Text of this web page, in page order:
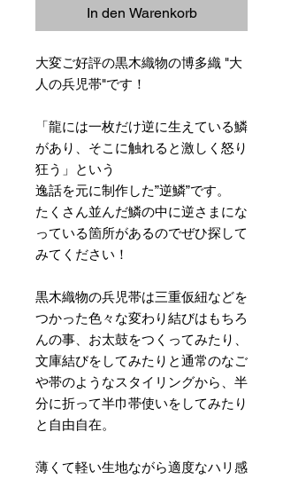
In den Warenkorb
大変ご好評の黒木織物の博多織 "大
人の兵児帯"です！
「龍には一枚だけ逆に生えている鱗
があり、そこに触れると激しく怒り
狂う」という
逸話を元に制作した”逆鱗”です。
たくさん並んだ鱗の中に逆さまにな
っている箇所があるのでぜひ探して
みてください！
黒木織物の兵児帯は三重仮紐などを
つかった色々な変わり結びはもちろ
んの事、お太鼓をつくってみたり、
文庫結びをしてみたりと通常のなご
や帯のようなスタイリングから、半
分に折って半巾帯使いをしてみたり
と自由自在。
薄くて軽い生地ながら適度なハリ感